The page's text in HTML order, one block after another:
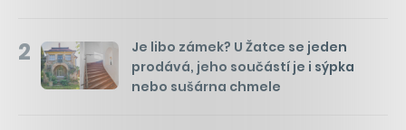
2
Je libo zámek? U Žatce se jeden
prodává, jeho součástí je i sýpka
nebo sušárna chmele